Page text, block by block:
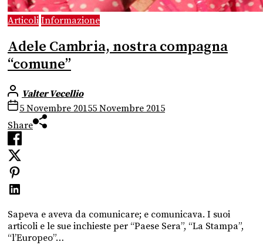
Articoli Informazione
Adele Cambria, nostra compagna
“comune”
Valter Vecellio
5 Novembre 20155 Novembre 2015
Share
Sapeva e aveva da comunicare; e comunicava. I suoi
articoli e le sue inchieste per “Paese Sera”, “La Stampa”,
“l’Europeo”…